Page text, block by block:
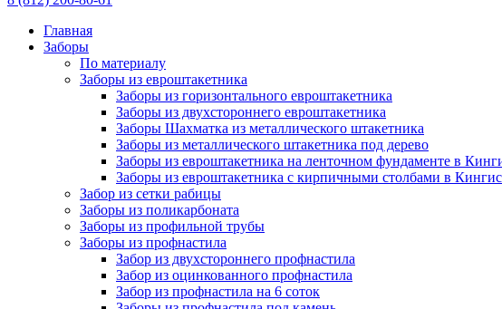
Главная
Заборы
По материалу
Заборы из евроштакетника
Заборы из горизонтального евроштакетника
Заборы из двухстороннего евроштакетника
Заборы Шахматка из металлического штакетника
Заборы из металлического штакетника под дерево
Заборы из евроштакетника на ленточном фундаменте в
Заборы из евроштакетника с кирпичными столбами в
Забор из сетки рабицы
Заборы из поликарбоната
Заборы из профильной трубы
Заборы из профнастила
Забор из двухстороннего профнастила
Забор из оцинкованного профнастила
Забор из профнастила на 6 соток